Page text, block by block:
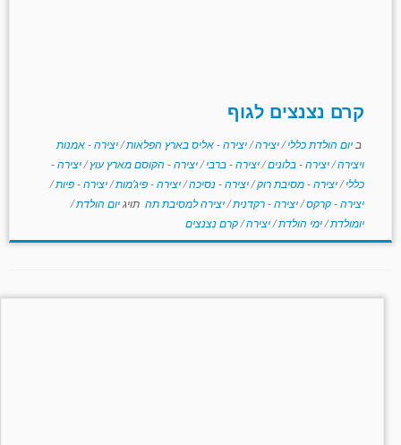
קרם נצנצים לגוף
ב יום הולדת כללי/יצירה/יצירה - אליס בארץ הפלאות/יצירה - אמנות
ויצירה/יצירה - בלונים/יצירה - ברבי/יצירה - הקוסם מארץ עוץ/יצירה -
כללי/יצירה - מסיבת רוק/יצירה - נסיכה/יצירה - פיג'מות/יצירה - פיות/
יצירה - קרקס/יצירה - רקדנית/יצירה למסיבת תה תויגיום הולדת/
יומולדת/ימי הולדת/יצירה/קרם נצנצים